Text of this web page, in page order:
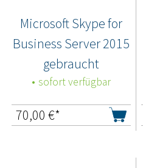
Microsoft Skype for
Business Server 2015
gebraucht
sofort verfügbar
70,00 €*